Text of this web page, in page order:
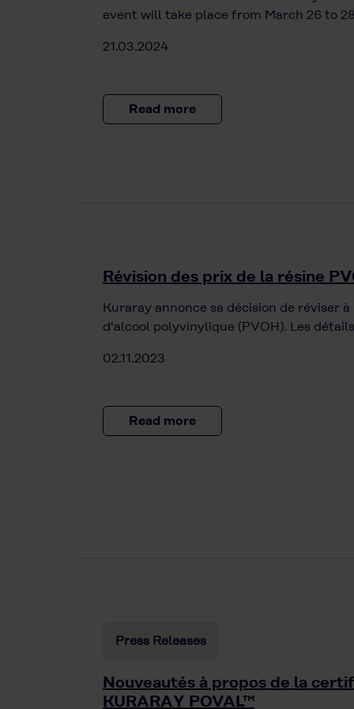
event will take place from March 26 to
21.03.2024
Read more
Révision des prix de la résine
Kuraray annonce sa décision de réviser
d'alcool polyvinylique (PVOH). Les
02.11.2023
Read more
Press Releases
Nouveautés à propos de la
KURARAY POVAL™